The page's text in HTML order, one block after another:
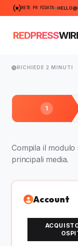
RETE PR FIDATA
REDPRESS
RICHIEDE 2 MINUTI
1
Compila il
principali media.
Account